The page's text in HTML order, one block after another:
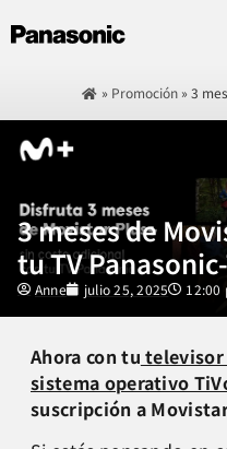
» Promoción»3
3 meses de
tu TV
Anne julio 25, 2025 12:00
Ahora con tu televisor
sistema operativo
suscripción a